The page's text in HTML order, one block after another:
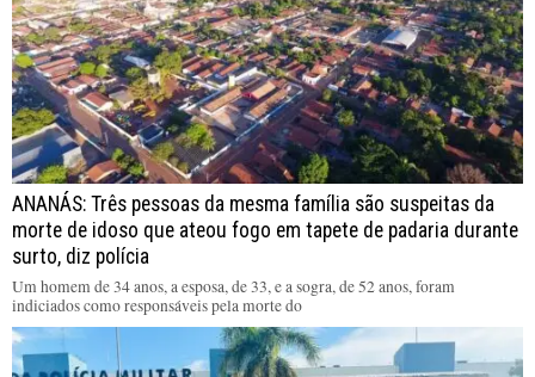
ANANÁS: Três pessoas da mesma família são suspeitas da
morte de idoso que ateou fogo em tapete de padaria durante
surto, diz polícia
Um homem de 34 anos, a esposa, de 33, e a sogra, de 52 anos, foram
indiciados como responsáveis pela morte do